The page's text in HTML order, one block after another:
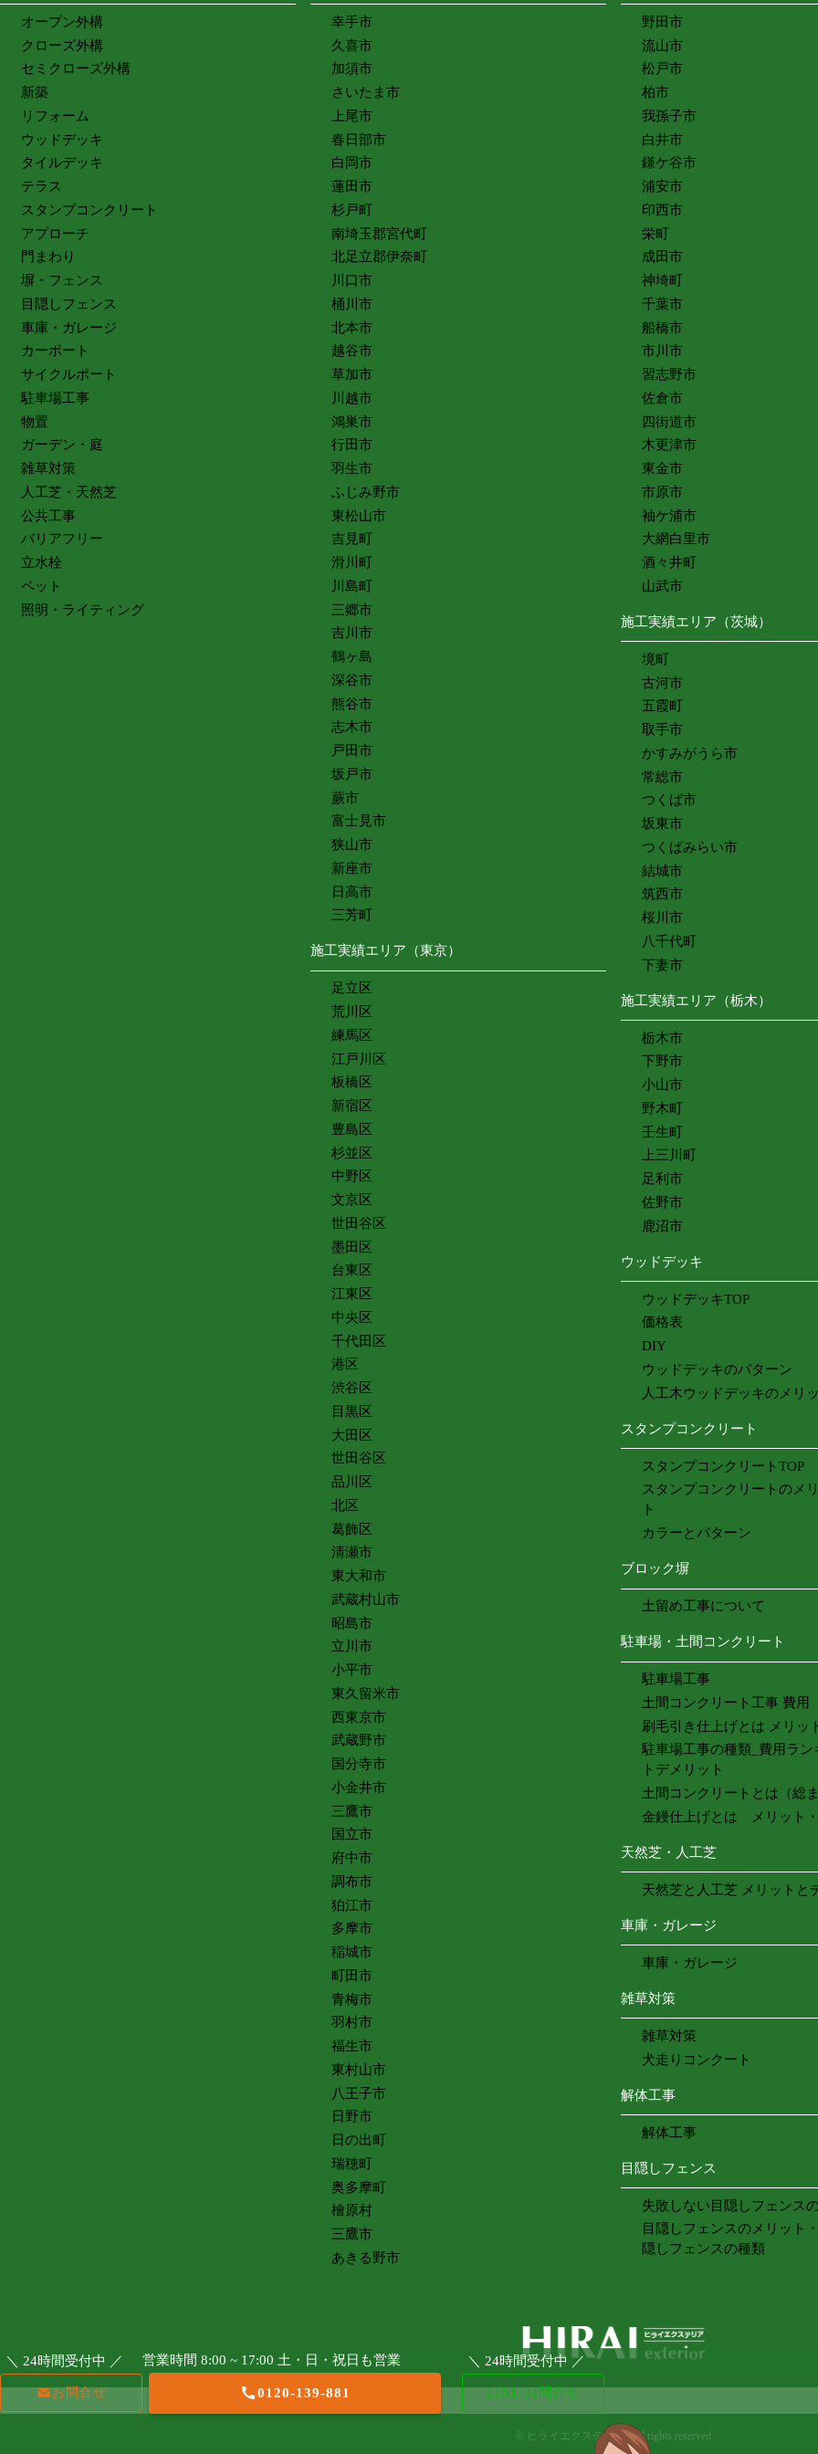
オープン外構
クローズ外構
セミクローズ外構
新築
リフォーム
ウッドデッキ
タイルデッキ
テラス
スタンプコンクリート
アプローチ
門まわり
塀・フェンス
目隠しフェンス
車庫・ガレージ
カーポート
サイクルポート
駐車場工事
物置
ガーデン・庭
雑草対策
人工芝・天然芝
公共工事
バリアフリー
立水栓
ペット
照明・ライティング
幸手市
久喜市
加須市
さいたま市
上尾市
春日部市
白岡市
蓮田市
杉戸町
南埼玉郡宮代町
北足立郡伊奈町
川口市
桶川市
北本市
越谷市
草加市
川越市
鴻巣市
行田市
羽生市
ふじみ野市
東松山市
吉見町
滑川町
川島町
三郷市
吉川市
鶴ヶ島
深谷市
熊谷市
志木市
戸田市
坂戸市
蕨市
富士見市
狭山市
新座市
日高市
三芳町
施工実績エリア（東京）
足立区
荒川区
練馬区
江戸川区
板橋区
新宿区
豊島区
杉並区
中野区
文京区
世田谷区
墨田区
台東区
江東区
中央区
千代田区
港区
渋谷区
目黒区
大田区
世田谷区
品川区
北区
葛飾区
清瀬市
東大和市
武蔵村山市
昭島市
立川市
小平市
東久留米市
西東京市
武蔵野市
国分寺市
小金井市
三鷹市
国立市
府中市
調布市
狛江市
多摩市
稲城市
町田市
青梅市
羽村市
福生市
東村山市
八王子市
日野市
日の出町
瑞穂町
奥多摩町
檜原村
三鷹市
あきる野市
野田市
流山市
松戸市
柏市
我孫子市
白井市
鎌ケ谷市
浦安市
印西市
栄町
成田市
神埼町
千葉市
船橋市
市川市
習志野市
佐倉市
四街道市
木更津市
東金市
市原市
袖ケ浦市
大網白里市
酒々井町
山武市
施工実績エリア（茨城）
境町
古河市
五霞町
取手市
かすみがうら市
常総市
つくば市
坂東市
つくばみらい市
結城市
筑西市
桜川市
八千代町
下妻市
施工実績エリア（栃木）
栃木市
下野市
小山市
野木町
壬生町
上三川町
足利市
佐野市
鹿沼市
ウッドデッキ
ウッドデッキTOP
価格表
DIY
ウッドデッキのパターン
人工木ウッドデッキのメリ
スタンプコンクリート
スタンプコンクリートTOP
スタンプコンクリートのメ
ト
カラーとパターン
ブロック塀
土留め工事について
駐車場・土間コンクリート
駐車場工事
土間コンクリート工事 費用
刷毛引き仕上げとは メリッ
駐車場工事の種類_費用ラン
トデメリット
土間コンクリートとは（総ま
金鏝仕上げとは メリット
天然芝・人工芝
天然芝と人工芝 メリットと
車庫・ガレージ
車庫・ガレージ
雑草対策
雑草対策
犬走りコンクート
解体工事
解体工事
目隠しフェンス
失敗しない目隠しフェンス
目隠しフェンスのメリット
隠しフェンスの種類
＼ 24時間受付中 ／
お問合せ
営業時間 8:00 ~ 17:00 土・日・祝日も営業
0120-139-881
＼ 24時間受付中 ／
LINE お問合せ
© ヒライエクステリア. All rights reserved